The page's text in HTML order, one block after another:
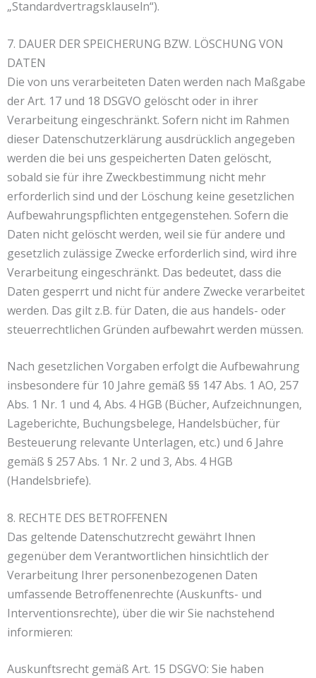
„Standardvertragsklauseln“).
7. DAUER DER SPEICHERUNG BZW. LÖSCHUNG VON
DATEN
Die von uns verarbeiteten Daten werden nach Maßgabe
der Art. 17 und 18 DSGVO gelöscht oder in ihrer
Verarbeitung eingeschränkt. Sofern nicht im Rahmen
dieser Datenschutzerklärung ausdrücklich angegeben
werden die bei uns gespeicherten Daten gelöscht,
sobald sie für ihre Zweckbestimmung nicht mehr
erforderlich sind und der Löschung keine gesetzlichen
Aufbewahrungspflichten entgegenstehen. Sofern die
Daten nicht gelöscht werden, weil sie für andere und
gesetzlich zulässige Zwecke erforderlich sind, wird ihre
Verarbeitung eingeschränkt. Das bedeutet, dass die
Daten gesperrt und nicht für andere Zwecke verarbeitet
werden. Das gilt z.B. für Daten, die aus handels- oder
steuerrechtlichen Gründen aufbewahrt werden müssen.
Nach gesetzlichen Vorgaben erfolgt die Aufbewahrung
insbesondere für 10 Jahre gemäß §§ 147 Abs. 1 AO, 257
Abs. 1 Nr. 1 und 4, Abs. 4 HGB (Bücher, Aufzeichnungen,
Lageberichte, Buchungsbelege, Handelsbücher, für
Besteuerung relevante Unterlagen, etc.) und 6 Jahre
gemäß § 257 Abs. 1 Nr. 2 und 3, Abs. 4 HGB
(Handelsbriefe).
8. RECHTE DES BETROFFENEN
Das geltende Datenschutzrecht gewährt Ihnen
gegenüber dem Verantwortlichen hinsichtlich der
Verarbeitung Ihrer personenbezogenen Daten
umfassende Betroffenenrechte (Auskunfts- und
Interventionsrechte), über die wir Sie nachstehend
informieren:
Auskunftsrecht gemäß Art. 15 DSGVO: Sie haben